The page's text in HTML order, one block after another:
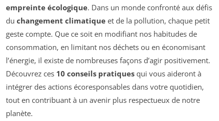
empreinte écologique. Dans un monde confronté aux défis
du changement climatique et de la pollution, chaque petit
geste compte. Que ce soit en modifiant nos habitudes de
consommation, en limitant nos déchets ou en économisant
l’énergie, il existe de nombreuses façons d’agir positivement.
Découvrez ces 10 conseils pratiques qui vous aideront à
intégrer des actions écoresponsables dans votre quotidien,
tout en contribuant à un avenir plus respectueux de notre
planète.